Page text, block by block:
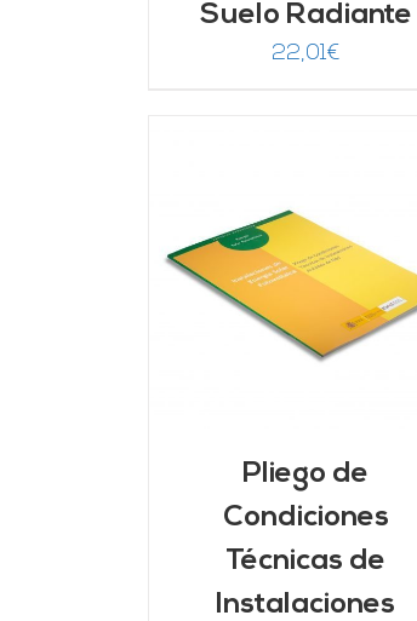
Suelo Radiante
22,01€
Pliego de
Condiciones
Técnicas de
Instalaciones
AÑADIR AL CARRITO
DETALLES